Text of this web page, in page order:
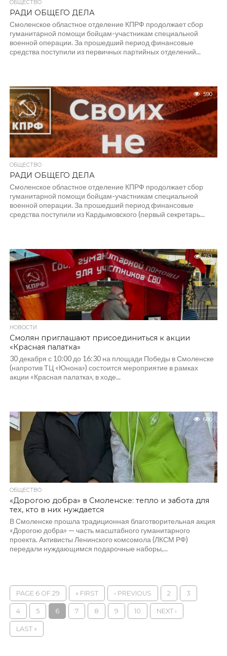
ОБЩЕСТВО
РАДИ ОБЩЕГО ДЕЛА
Смоленское областное отделение КПРФ продолжает сбор
гуманитарной помощи бойцам-участникам специальной
военной операции. За прошедший период финансовые
средства поступили из первичных партийных отделений...
590
ОБЩЕСТВО
РАДИ ОБЩЕГО ДЕЛА
Смоленское областное отделение КПРФ продолжает сбор
гуманитарной помощи бойцам-участникам специальной
военной операции. За прошедший период финансовые
средства поступили из Кардымовского (первый секретарь...
751
НОВОСТИ
Смолян приглашают присоединиться к акции
«Красная палатка»
30 декабря с 10:00 до 16:30 на площади Победы в Смоленске
(напротив ТЦ «Юнона») состоится мероприятие в рамках
акции «Красная палатка», в ходе...
686
ОБЩЕСТВО
«Дорогою добра» в Смоленске: тепло и забота для
тех, кто в них нуждается
В Смоленске прошла традиционная благотворительная акция
«Дорогою добра» — часть масштабного гуманитарного
проекта. Активисты Ленинского комсомола (ЛКСМ РФ)
передали нуждающимся подарочные наборы,...
PAGE 6 OF 29 « FIRST ‹ PREVIOUS 2 3
4 5 6 7 8 9 10 NEXT ›
LAST »